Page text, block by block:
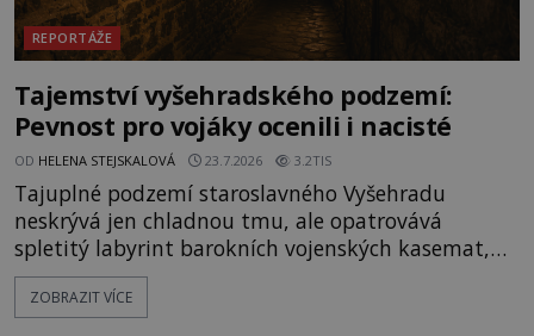
REPORTÁŽE
Tajemství vyšehradského podzemí:
Pevnost pro vojáky ocenili i nacisté
OD HELENA STEJSKALOVÁ 23.7.2026 3.2TIS
Tajuplné podzemí staroslavného Vyšehradu
neskrývá jen chladnou tmu, ale opatrovává
spletitý labyrint barokních vojenských kasemat,
zapomenuté chrámy a vzácné národní poklady.
Hluboko uvnitř mohutné skály nad řekou Vltavou
ZOBRAZIT VÍCE